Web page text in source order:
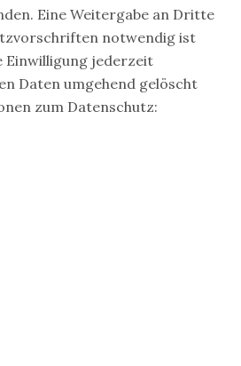
Eine Weitergabe an Dritte
notwendig ist
Einwilligung jederzeit
Daten umgehend gelöscht
zum Datenschutz: